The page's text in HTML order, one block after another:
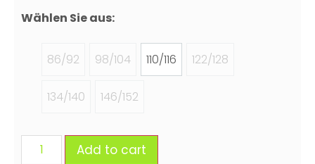
Wählen Sie aus:
86/92 98/104 110/116 122/128
134/140 146/152
Add to cart